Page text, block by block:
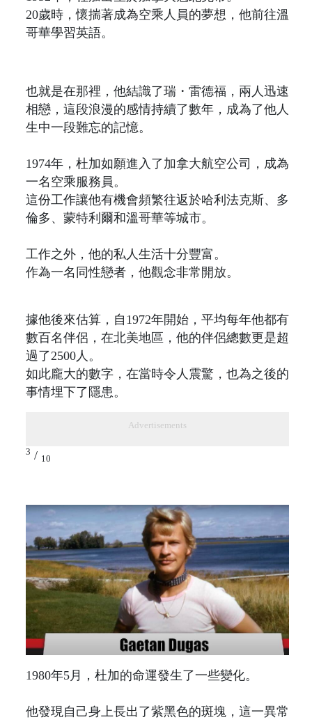
20歲時，懷揣著成為空乘人員的夢想，他前往溫
哥華學習英語。
也就是在那裡，他結識了瑞・雷德福，兩人迅速
相戀，這段浪漫的感情持續了數年，成為了他人
生中一段難忘的記憶。
1974年，杜加如願進入了加拿大航空公司，成為
一名空乘服務員。
這份工作讓他有機會頻繁往返於哈利法克斯、多
倫多、蒙特利爾和溫哥華等城市。
工作之外，他的私人生活十分豐富。
作為一名同性戀者，他觀念非常開放。
據他後來估算，自1972年開始，平均每年他都有
數百名伴侶，在北美地區，他的伴侶總數更是超
過了2500人。
如此龐大的數字，在當時令人震驚，也為之後的
事情埋下了隱患。
Advertisements
3 / 10
1980年5月，杜加的命運發生了一些變化。
他發現自己身上長出了紫黑色的斑塊，這一異常